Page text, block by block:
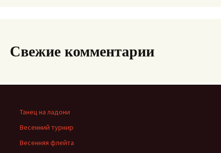
Свежие комментарии
Танец на ладони
Весенний турнир
Весенняя флейта